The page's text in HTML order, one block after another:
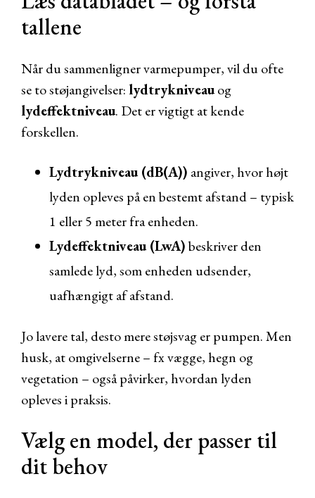
tallene
Når du sammenligner varmepumper, vil du ofte
se to støjangivelser: lydtrykniveauog
lydeffektniveau. Det er vigtigt at kende
forskellen.
Lydtrykniveau (dB(A)) angiver, hvor højt
lyden opleves på en bestemt afstand – typisk
1 eller 5 meter fra enheden.
Lydeffektniveau (LwA)beskriver den
samlede lyd, som enheden udsender,
uafhængigt af afstand.
Jo lavere tal, desto mere støjsvag er pumpen. Men
husk, at omgivelserne – fx vægge, hegn og
vegetation – også påvirker, hvordan lyden
opleves i praksis.
Vælg en model, der passer til
dit behov